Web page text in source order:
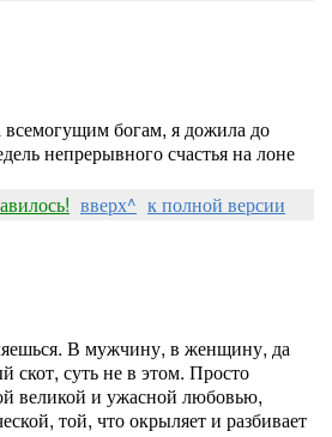
богам, я дожила до
непрерывного счастья на лоне
вверх^ к полной версии
В мужчину, в женщину, да
скот, суть не в этом. Просто
великой и ужасной любовью,
той, что окрыляет и разбивает